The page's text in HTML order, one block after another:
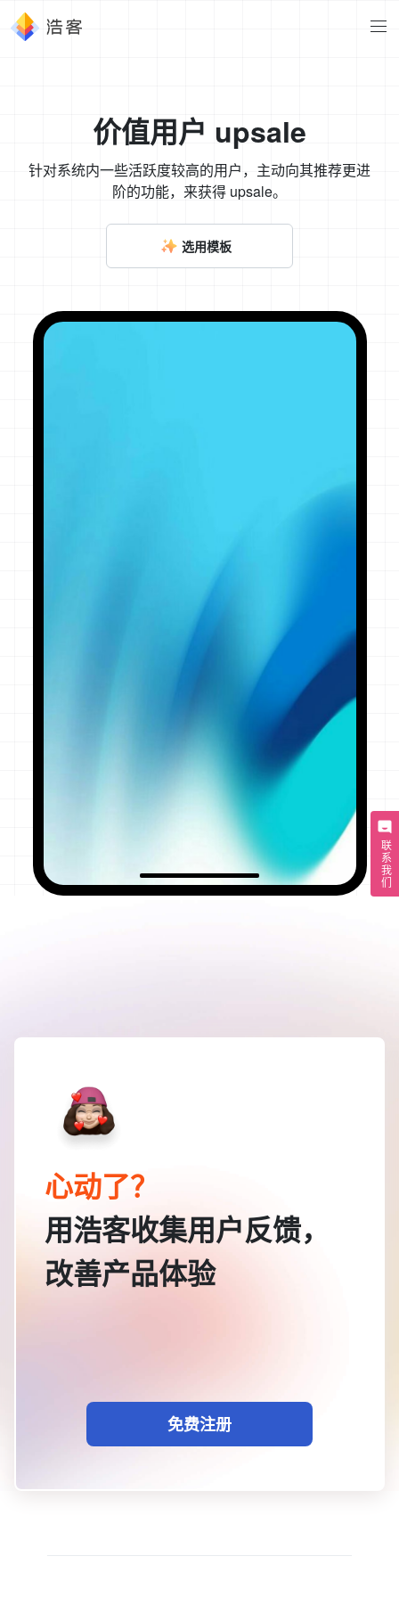
价值用户 upsale
针对系统内一些活跃度较高的用户，主动向其推荐更进
阶的功能，来获得 upsale。
选用模板
心动了？
用浩客收集用户反馈，
改善产品体验
免费注册
联系我们